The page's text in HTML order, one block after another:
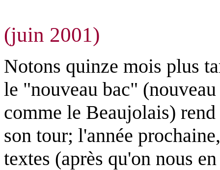
(juin 2001)
Notons quinze mois plus
le "nouveau bac"
comme le Beaujolais)
son tour; l'année
textes (après qu'on nous